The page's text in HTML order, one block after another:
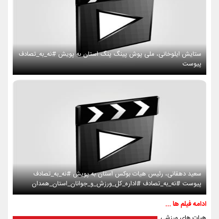
ستایش ایلوخانی، ملی پوش پینگ پنگ استان به پویش #نه_به_تصادف
پیوست
سعید دهقانی، رئیس هیات بوکس استان به پویش #نه_به_تصادف
پیوست #نه_به_تصادف #اداره_کل_ورزش_و_جوانان_استان_همدان
ادامه فیلم ها ...